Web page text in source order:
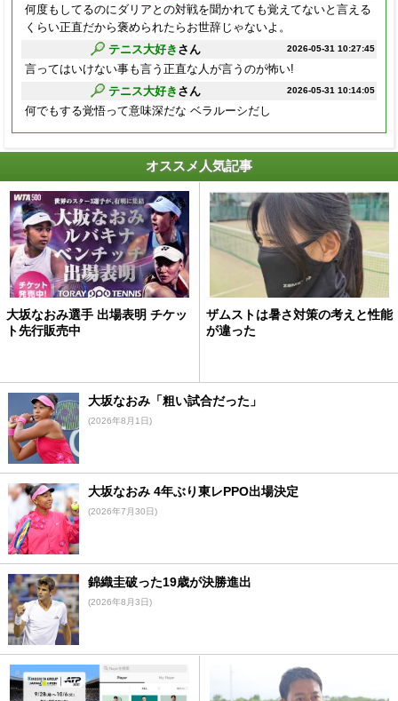
何度もしてるのにダリアとの対戦を聞かれても覚えてないと言える
くらい正直だから褒められたらお世辞じゃないよ。
2026-05-31 10:27:45
テニス大好き さん
言ってはいけない事も言う正直な人が言うのが怖い!
2026-05-31 10:14:05
テニス大好き さん
何でもする覚悟って意味深だな ベラルーシだし
オススメ人気記事
大坂なおみ選手 出場表明 チケッ
ト先行販売中
ザムストは暑さ対策の考えと性能
が違った
大坂なおみ「粗い試合だった」
(2026年8月1日)
大坂なおみ 4年ぶり東レPPO出場決定
(2026年7月30日)
錦織圭破った19歳が決勝進出
(2026年8月3日)